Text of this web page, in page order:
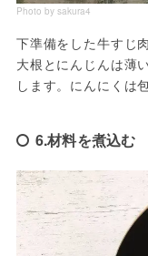
Photo by sakura4
下準備をした牛すじ
大根とにんじんは薄
します。にんにくは
6.材料を煮込む